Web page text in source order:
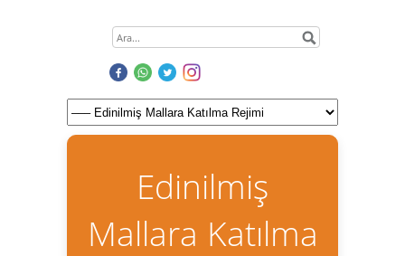
Edinilmiş
Mallara Katılma